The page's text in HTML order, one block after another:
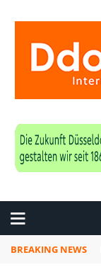
BREAKING NEWS